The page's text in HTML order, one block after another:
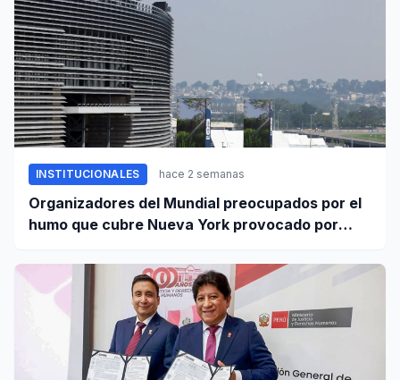
INSTITUCIONALES hace 2 semanas
Organizadores del Mundial preocupados por el
humo que cubre Nueva York provocado por